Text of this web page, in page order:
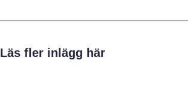
Läs fler inlägg här